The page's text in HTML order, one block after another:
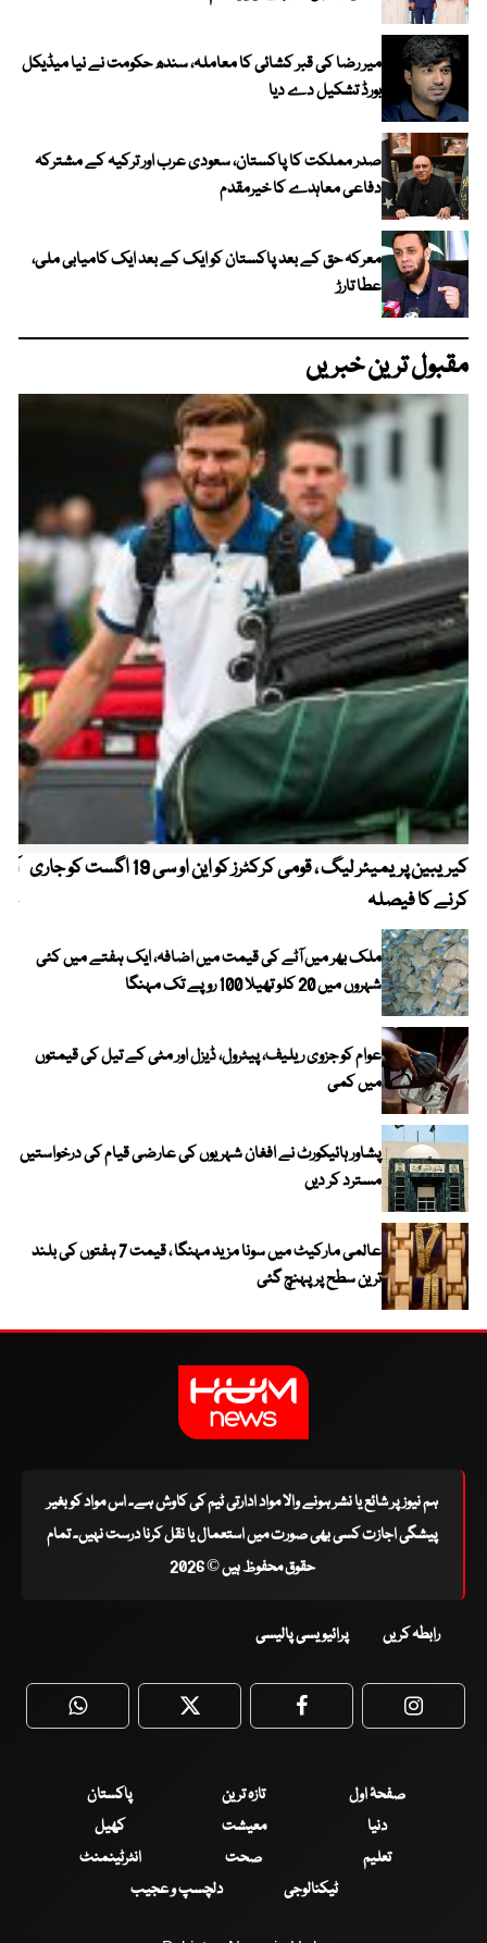
میر رضا کی قبر کشائی کا معاملہ، سندھ حکومت نے نیا میڈیکل
بورڈ تشکیل دے دیا
صدر مملکت کا پاکستان، سعودی عرب اور ترکیہ کے مشترکہ
دفاعی معاہدے کا خیرمقدم
معرکہ حق کے بعد پاکستان کو ایک کے بعد ایک کامیابی ملی،
عطا تارڑ
مقبول ترین خبریں
کیریبین پریمیئر لیگ ، قومی کرکٹرز کو این او سی 19 اگست کو جاری
کرنے کا فیصلہ
ملک بھر میں آٹے کی قیمت میں اضافہ، ایک ہفتے میں کئی
شہروں میں 20 کلو تھیلا 100 روپے تک مہنگا
عوام کو جزوی ریلیف، پیٹرول، ڈیزل اور مٹی کے تیل کی قیمتوں
میں کمی
پشاور ہائیکورٹ نے افغان شہریوں کی عارضی قیام کی درخواستیں
مسترد کر دیں
عالمی مارکیٹ میں سونا مزید مہنگا ، قیمت 7 ہفتوں کی بلند
ترین سطح پر پہنچ گئی
ہم نیوز پر شائع یا نشر ہونے والا مواد ادارتی ٹیم کی کاوش ہے۔ اس مواد کو بغیر
پیشگی اجازت کسی بھی صورت میں استعمال یا نقل کرنا درست نہیں۔ تمام
حقوق محفوظ ہیں © 2026
رابطہ کریں پرائیویسی پالیسی
WhatsApp Twitter Facebook
صفحۂ اول تازہ ترین
پاکستان
دنیا
معیشت
کھیل
تعلیم
صحت
انٹرٹینمنٹ
ٹیکنالوجی
دلچسپ و عجیب